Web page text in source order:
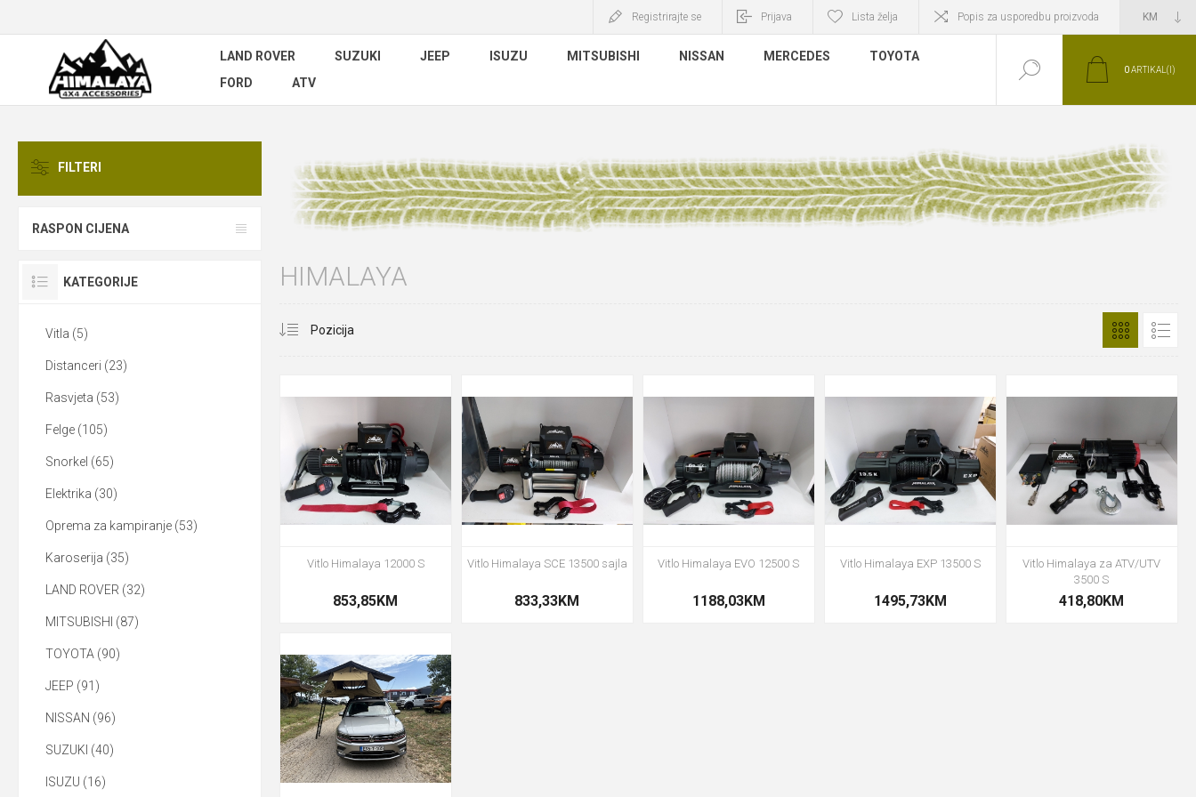
Registrirajte se Prijava Lista želja Popis za usporedbu proizvoda
LAND ROVER SUZUKI JEEP ISUZU MITSUBISHI NISSAN MERCEDES
TOYOTA
FORD
ATV
0ARTIKAL(I)
HIMALAYA
Vitlo Himalaya 12000 S
853,85KM
Vitlo Himalaya SCE 13500 sajla
833,33KM
Vitlo Himalaya EVO 12500 S
1188,03KM
Vitlo Himalaya EXP 13500 S
1495,73KM
Vitlo Himalaya za ATV/UTV
3500 S
418,80KM
FILTERI
RASPON CIJENA
KATEGORIJE
Vitla (5)
Distanceri (23)
Rasvjeta (53)
Felge (105)
Snorkel (65)
Elektrika (30)
Oprema za kampiranje (53)
Karoserija (35)
LAND ROVER (32)
MITSUBISHI (87)
TOYOTA (90)
JEEP (91)
NISSAN (96)
SUZUKI (40)
ISUZU (16)